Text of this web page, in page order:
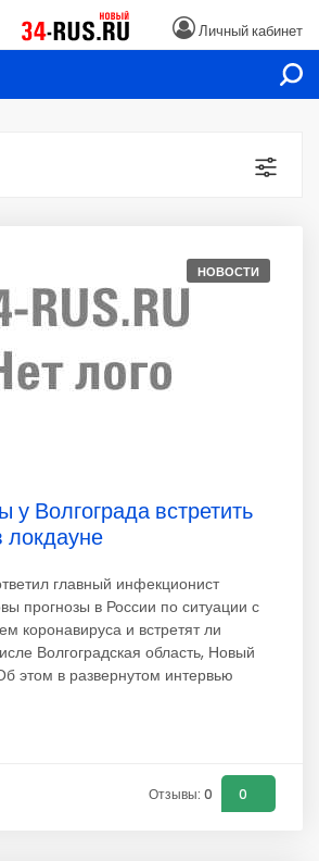
Личный кабинет
НОВОСТИ
у Волгограда встретить
локдауне
главный инфекционист
прогнозы в России по ситуации с
коронавируса и встретят ли
Волгоградская область, Новый
этом в развернутом интервью
Отзывы: 0 0